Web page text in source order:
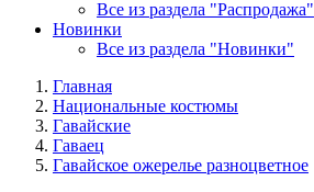
Все из раздела "Распродажа"
Новинки
Все из раздела "Новинки"
Главная
Национальные костюмы
Гавайские
Гаваец
Гавайское ожерелье разноцветное